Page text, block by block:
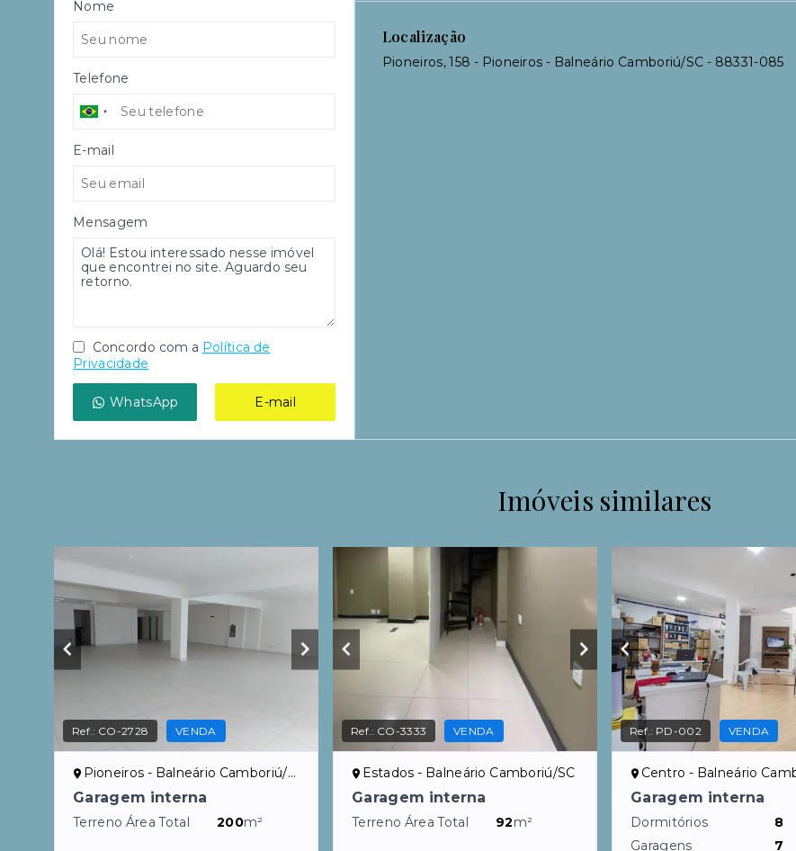
Localização
Pioneiros, 158 - Pioneiros - Balneário Camboriú/SC - 88331-085
Nome
Telefone
E-mail
Mensagem
Concordo com a Política de
Privacidade
WhatsApp E-mail
Imóveis similares
Ref.: CO-2728 VENDA
Pioneiros - Balneário Camboriú/SC
Garagem interna
Terreno Área Total 200m²
Ref.: CO-3333 VENDA
Estados - Balneário Camboriú/SC
Garagem interna
Terreno Área Total 92m²
Ref.: PD-002 VENDA
Centro - Balneário
Garagem interna
Dormitórios
8
Garagens
7